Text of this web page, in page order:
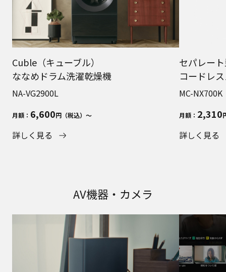
Cuble（キューブル）
ななめドラム洗濯乾燥機
NA-VG2900L
月額： 6,600円（税込）～
詳しく見る
セパレー
コードレ
MC-NX700K
月額： 2,310
詳しく見る
AV機器・カメラ